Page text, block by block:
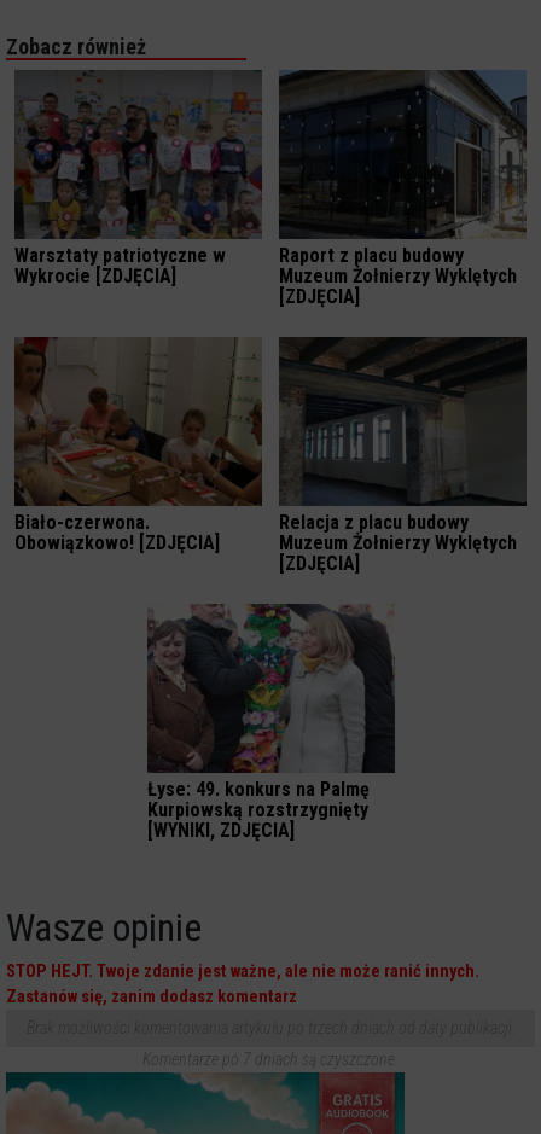
Zobacz również
Warsztaty patriotyczne w
Wykrocie [ZDJĘCIA]
Raport z placu budowy
Muzeum Żołnierzy Wyklętych
[ZDJĘCIA]
Biało-czerwona.
Obowiązkowo! [ZDJĘCIA]
Relacja z placu budowy
Muzeum Żołnierzy Wyklętych
[ZDJĘCIA]
Łyse: 49. konkurs na Palmę
Kurpiowską rozstrzygnięty
[WYNIKI, ZDJĘCIA]
Wasze opinie
STOP HEJT. Twoje zdanie jest ważne, ale nie może ranić innych.
Zastanów się, zanim dodasz komentarz
Komentarze po 7 dniach są czyszczone.